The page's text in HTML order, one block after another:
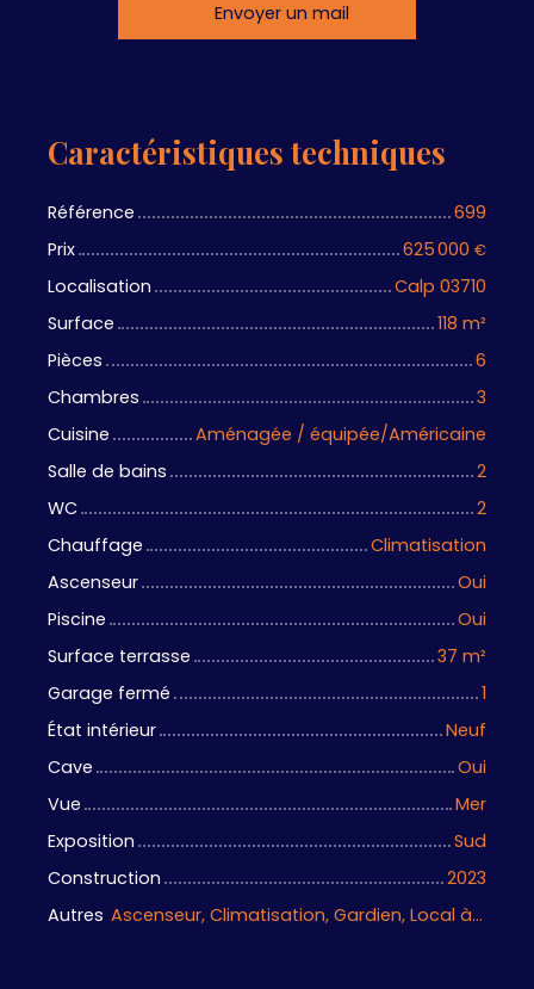
Envoyer un mail
Caractéristiques techniques
Référence
699
Prix
625 000 €
Localisation
Calp 03710
Surface
118 m²
Pièces
6
Chambres
3
Cuisine
Aménagée / équipée/Américaine
Salle de bains
2
WC
2
Chauffage
Climatisation
Ascenseur
Oui
Piscine
Oui
Surface terrasse
37 m²
Garage fermé
1
État intérieur
Neuf
Cave
Oui
Vue
Mer
Exposition
Sud
Construction
2023
Autres
Ascenseur, Climatisation, Gardien, Local à vélo, Portail motorisé, Porte blindée, Visiophone